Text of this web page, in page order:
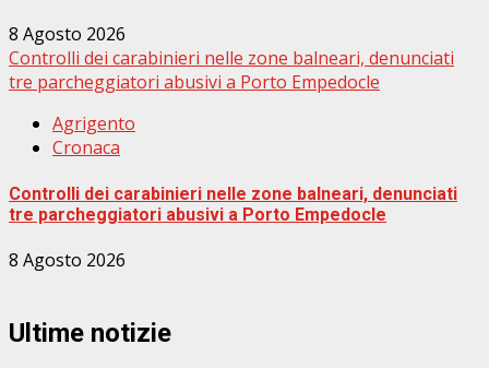
8 Agosto 2026
Controlli dei carabinieri nelle zone balneari, denunciati
tre parcheggiatori abusivi a Porto Empedocle
Agrigento
Cronaca
Controlli dei carabinieri nelle zone balneari, denunciati
tre parcheggiatori abusivi a Porto Empedocle
8 Agosto 2026
Ultime notizie